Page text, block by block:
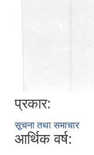
प्रकार:
सूचना तथा समाचार
आर्थिक वर्ष: